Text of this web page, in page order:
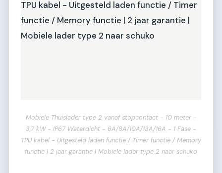
Mobiele Thuislader type 2 vanaf stopcontact - 10 meter -
3,7 kW - IP67 Waterdicht - 6A/8A/10A/13A/16A - 1 Fase -
TPU kabel - Uitgesteld laden functie / Timer functie / Memory
functie | 2 jaar garantie | Mobiele lader type 2 naar schuko